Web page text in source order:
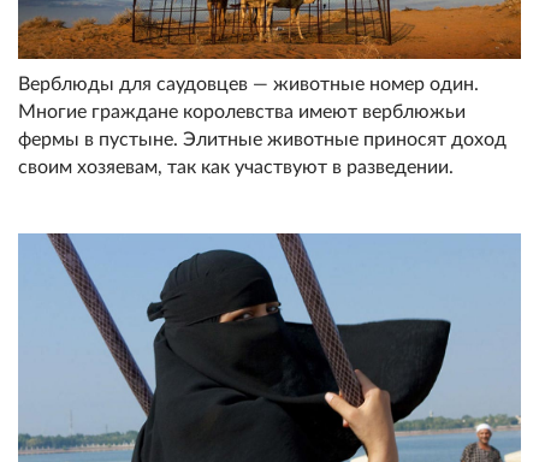
Верблюды для саудовцев — животные номер один.
Многие граждане королевства имеют верблюжьи
фермы в пустыне. Элитные животные приносят доход
своим хозяевам, так как участвуют в разведении.